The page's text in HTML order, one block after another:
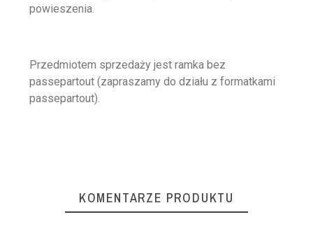
powieszenia.
Przedmiotem sprzedaży jest ramka bez
passepartout (zapraszamy do działu z formatkami
passepartout).
KOMENTARZE PRODUKTU